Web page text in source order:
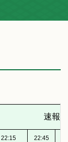
速報
22:15 22:45